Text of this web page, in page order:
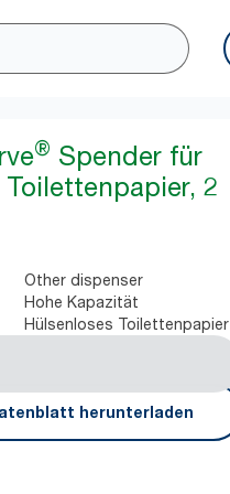
® Spender für
2
Other dispenser
Hohe Kapazität
Hülsenloses Toilettenpapier
herunterladen